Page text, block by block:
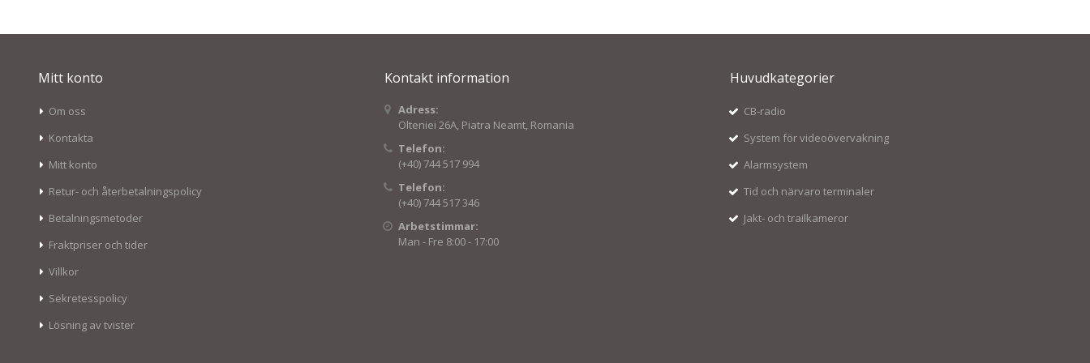
Mitt konto
Om oss
Kontakta
Mitt konto
Retur- och återbetalningspolicy
Betalningsmetoder
Fraktpriser och tider
Villkor
Sekretesspolicy
Lösning av tvister
Kontakt information
Adress:
Olteniei 26A, Piatra Neamt, Romania
Telefon:
(+40) 744 517 994
Telefon:
(+40) 744 517 346
Arbetstimmar:
Man - Fre 8:00 - 17:00
Huvudkategorier
CB-radio
System för videoövervakning
Alarmsystem
Tid och närvaro terminaler
Jakt- och trailkameror